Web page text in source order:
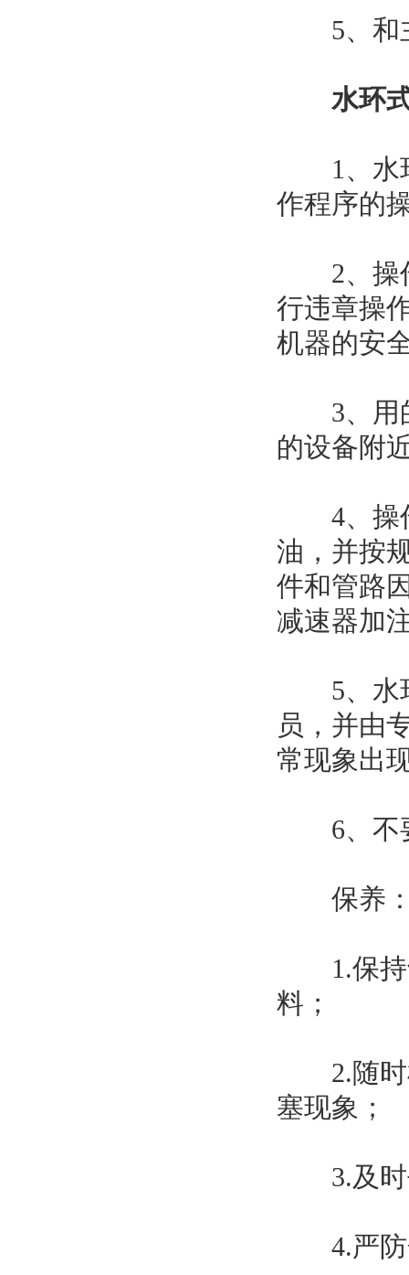
5、和主
水环
1、水环
作程序的
2、操作
行违章操
机器的安
3、用的
的设备附
4、操作
油，并按
件和管路
减速器加
5、水环
员，并由
常现象出
6、不要
保养
1.保持
料；
2.随时
塞现象；
3.及时
4.严防